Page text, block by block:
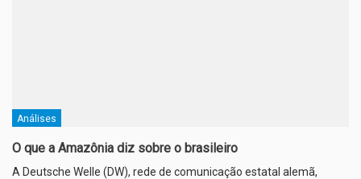
Análises
O que a Amazônia diz sobre o brasileiro
A Deutsche Welle (DW), rede de comunicação estatal alemã,